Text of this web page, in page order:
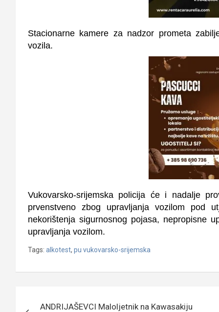
Stacionarne kamere za nadzor prometa
vozila.
Vukovarsko-srijemska policija će i nadalje
prvenstveno zbog upravljanja vozilom pod
nekorištenja sigurnosnog pojasa, nepropisne
upravljanja vozilom.
Tags: alkotest, pu vukovarsko-srijemska
ANDRIJAŠEVCI Maloljetnik na Kawasakiju